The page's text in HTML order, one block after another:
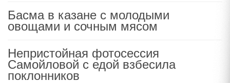
Басма в казане с молодыми
овощами и сочным мясом
Непристойная фотосессия
Самойловой с едой взбесила
поклонников